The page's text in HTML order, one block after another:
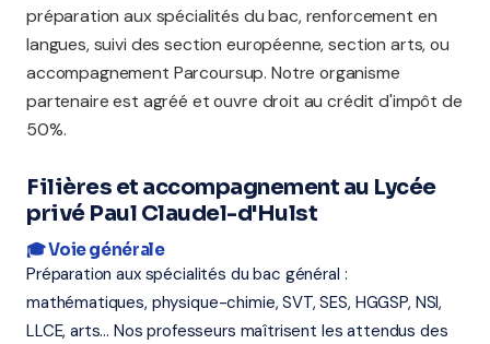
préparation aux spécialités du bac, renforcement en
langues, suivi des section européenne, section arts, ou
accompagnement Parcoursup. Notre organisme
partenaire est agréé et ouvre droit au crédit d'impôt de
50%.
Filières et accompagnement au Lycée
privé Paul Claudel-d'Hulst
🎓 Voie générale
Préparation aux spécialités du bac général :
mathématiques, physique-chimie, SVT, SES, HGGSP, NSI,
LLCE, arts... Nos professeurs maîtrisent les attendus des